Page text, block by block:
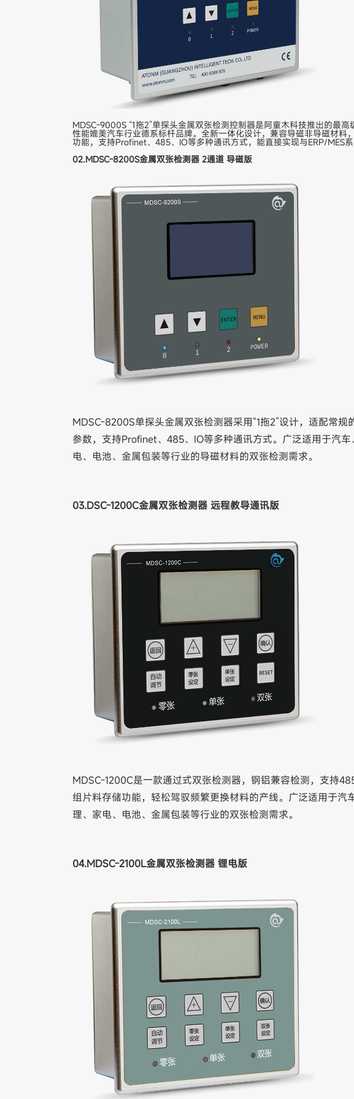
MDSC-9000S “1拖2”单探头金属双张检测控制器是阿童木科技推出的最
性能媲美汽车行业德系标杆品牌。全新一体化设计，兼容导磁非导磁材
功能，支持Profinet、485、IO等多种通讯方式，能直接实现与ERP/MES系
02.MDSC-8200S金属双张检测器 2通道 导磁版
MDSC-8200S单探头金属双张检测器采用“1拖2”设计，适配常
参数，支持Profinet、485、IO等多种通讯方式。广泛适用于汽
电、电池、金属包装等行业的导磁材料的双张检测需求。
03.DSC-1200C金属双张检测器 远程教导通讯版
MDSC-1200C是一款通过式双张检测器，钢铝兼容检测，支持
组片料存储功能，轻松驾驭频繁更换材料的产线。广泛适用于汽
理、家电、电池、金属包装等行业的双张检测需求。
04.MDSC-2100L金属双张检测器 锂电版